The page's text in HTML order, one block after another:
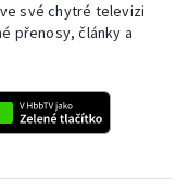
ve své chytré televizi
přenosy, články a